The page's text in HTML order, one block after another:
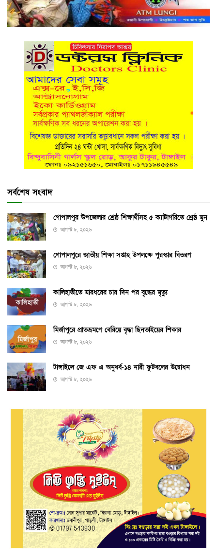
সর্বশেষ সংবাদ
গোপালপুর উপজেলার শ্রেষ্ঠ শিক্ষার্থীসহ ৫ ক্যাটাগরিতে শ্রেষ্ঠ মুন
আগস্ট ৮, ২০২৬
গোপালপুরে জাতীয় শিক্ষা সপ্তাহ উপলক্ষে পুরস্কার বিতরণ
আগস্ট ৮, ২০২৬
কালিহাতীতে মারধরের চার দিন পর বৃদ্ধের মৃত্যু
আগস্ট ৮, ২০২৬
মির্জাপুরে প্রাতভ্রমণে বেরিয়ে বৃদ্ধা ছিনতাইয়ের শিকার
আগস্ট ৮, ২০২৬
টাঙ্গাইলে জে এফ এ অনুর্ধ্ব-১৪ নারী ফুটবলের উদ্বোধন
আগস্ট ৮, ২০২৬